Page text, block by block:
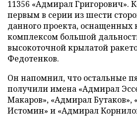
11356 «Адмирал Григорович».
первым в серии из шести
данного проекта, оснащенных
комплексом большой
высокоточной крылатой
Федотенков.
Он напомнил, что остальные
получили имена «Адмирал
Макаров», «Адмирал Бутаков»,
Истомин» и «Адмирал